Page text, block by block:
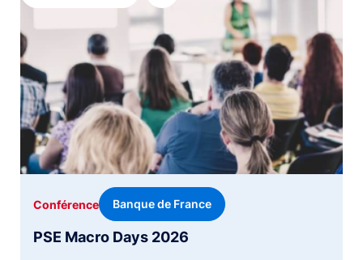
PSE Macro Days 2026
Conférence Banque de France